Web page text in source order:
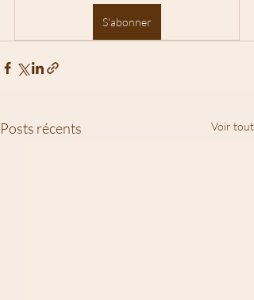
S'abonner
Posts récents Voir tout